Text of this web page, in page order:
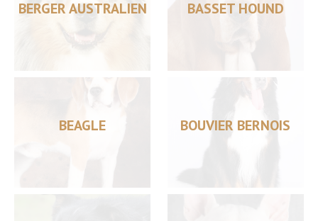
BERGER AUSTRALIEN BASSET HOUND
BEAGLE BOUVIER BERNOIS